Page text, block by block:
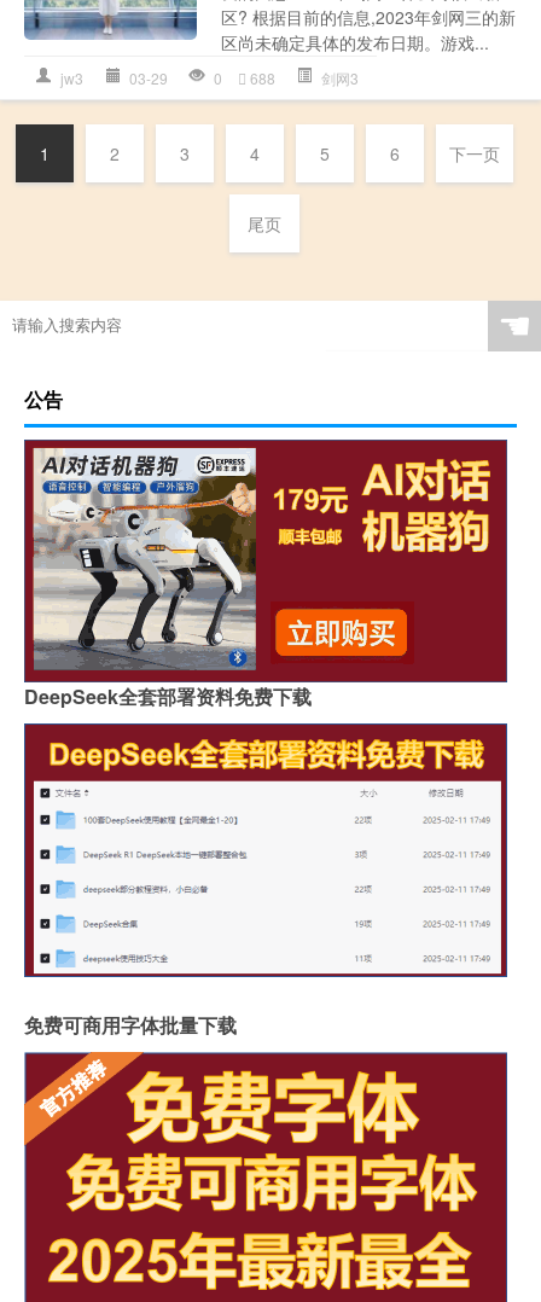
区? 根据目前的信息,2023年剑网三的新
区尚未确定具体的发布日期。游戏...
jw3 03-29 0 688 剑网3
1 2 3 4 5 6 下一页
尾页
☚
公告
DeepSeek全套部署资料免费下载
免费可商用字体批量下载